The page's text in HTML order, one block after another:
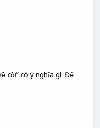
cội” có ý nghĩa gì. Để